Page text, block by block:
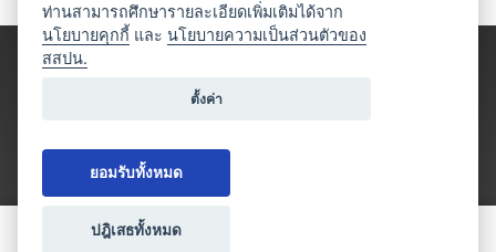
ท่านสามารถศึกษารายละเอียดเพิ่มเติมได้จาก
นโยบายคุกกี้ และนโยบายความเป็นส่วนตัวของ
สสปน.
ตั้งค่า
ยอมรับทั้งหมด
ปฎิเสธทั้งหมด